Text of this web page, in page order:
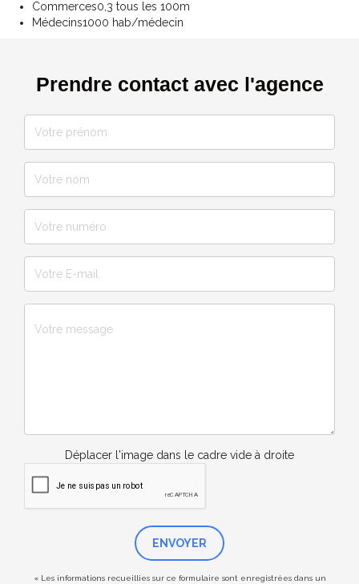
Commerces0,3 tous les 100m
Médecins1000 hab/médecin
Prendre contact avec l'agence
Déplacer l'image dans le cadre vide à droite
ENVOYER
« Les informations recueillies sur ce formulaire sont enregistrées dans un